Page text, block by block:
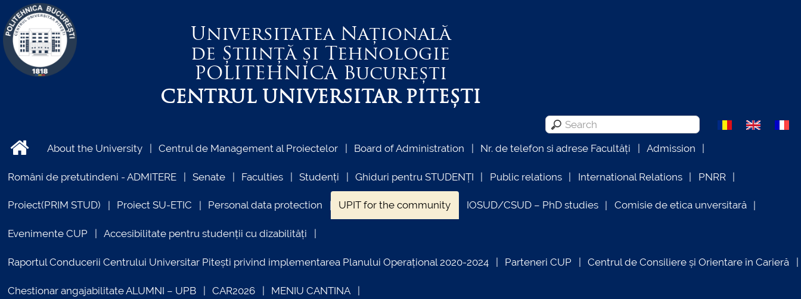
Universitatea Națională
de Știință și Tehnologie
POLITEHNICABucurești
CENTRUL UNIVERSITAR PITEȘTI
About the University Centrul de Management al Proiectelor Board of Administration Nr. de telefon si adrese Facultăți Admission
Români de pretutindeni - ADMITERE Senate Faculties Studenți Ghiduri pentru STUDENȚI Public relations International Relations PNRR
Proiect(PRIM STUD) Proiect SU-ETIC Personal data protection UPIT for the community IOSUD/CSUD – PhD studies Comisie de etica unversitară
Evenimente CUP Accesibilitate pentru studenții cu dizabilități
Raportul Conducerii Centrului Universitar Pitești privind implementarea Planului Operațional 2020-2024 Parteneri CUP Centrul de Consiliere și Orientare în Carieră
Chestionar angajabilitate ALUMNI – UPB CAR2026 MENIU CANTINA